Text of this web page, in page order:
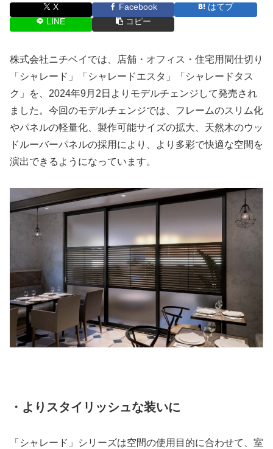
X Facebook
はてブ
LINE
コピー
株式会社ニチベイでは、店舗・オフィス・住宅用間仕切り
「シャレード」「シャレードエスタ」「シャレードタス
ク」を、2024年9月2日よりモデルチェンジして発売され
ました。今回のモデルチェンジでは、フレームのスリム化
やパネルの軽量化、製作可能サイズの拡大、天然木のウッ
ドルーバーパネルの採用により、より多彩で快適な空間を
演出できるようになっています。
・よりスタイリッシュな装いに
「シャレード」シリーズは空間の使用目的に合わせて、室